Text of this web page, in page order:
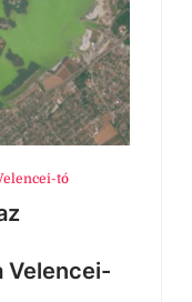
tó
Velencei-